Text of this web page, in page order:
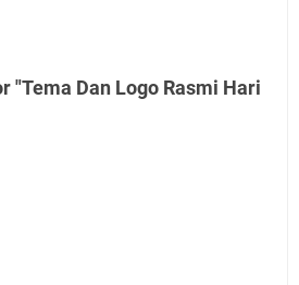
"Tema Dan Logo Rasmi Hari